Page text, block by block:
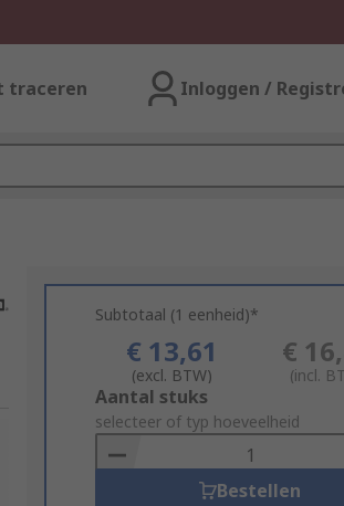
traceren Inloggen /
Subtotaal (1 eenheid)*
€ 13,61
(excl. BTW)
€
(incl.
Add
to
Basket
Aantal stuks
selecteer of typ hoeveelheid
Bestellen